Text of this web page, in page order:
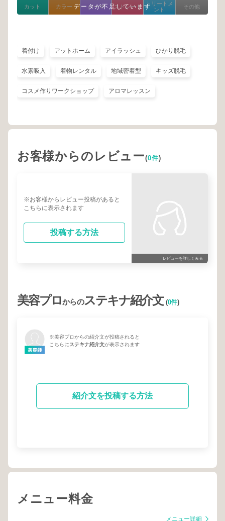
データが不足しています
カット カラー パーマ ストレート
トリートメ
ント
その他
着付け アットホーム アイラッシュ ひかり脱毛
水素吸入 着物レンタル 地域密着型 キッズ脱毛
コスメ作りワークショップ アロマレッスン
お客様からのレビュー(0件)
※お客様からレビュー投稿があると
こちらに表示されます
投稿する方法
レビューを詳しくみる
美容プロからのステキナ紹介文(0件)
※美容プロからの紹介文が投稿されると
こちらにステキナ紹介文が表示されます
紹介文を投稿する方法
メニュー料金
メニュー詳細